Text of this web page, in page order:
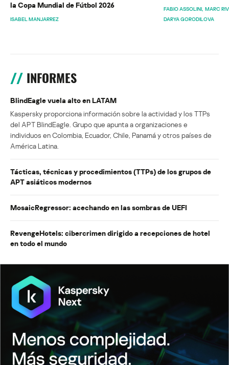
la Copa Mundial de Fútbol 2026
ISABEL MANJARREZ
FABIO ASSOLINI MARC
DARYA GORODILOVA
INFORMES
BlindEagle vuela alto en LATAM
Kaspersky proporciona información sobre la actividad y los TTPs
del APT BlindEagle. Grupo que apunta a organizaciones e
individuos en Colombia, Ecuador, Chile, Panamá y otros países de
América Latina.
Tácticas, técnicas y procedimientos (TTPs) de los grupos de
APT asiáticos modernos
MosaicRegressor: acechando en las sombras de UEFI
RevengeHotels: cibercrimen dirigido a recepciones de hotel
en todo el mundo